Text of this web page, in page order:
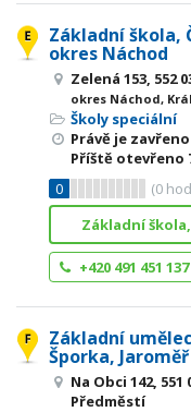
Základní škola,
okres Náchod
Zelená 153, 552
okres Náchod,
Školy speciální
Právě je zavřeno
Příště otevřeno
0
(0
Základní
+420 491 451 137
Základní
Šporka, Jaroměř
Na Obci 142,
Předměstí